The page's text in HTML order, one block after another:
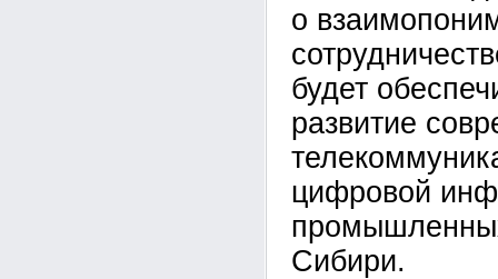
о
будет
развитие
цифровой
Сибири.